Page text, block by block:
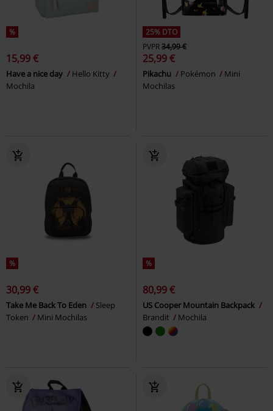
%
15,99 €
Have a nice day
Hello Kitty
Mochila
25% DTO
PVPR34,99 €
25,99 €
Pikachu Pokémon
Mini
Mochilas
%
30,99 €
Take Me Back To Eden
Sleep
Token
Mini Mochilas
%
80,99 €
US Cooper Mountain Backpack
Brandit
Mochila